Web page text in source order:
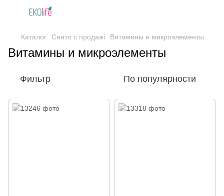
Каталог Снято с продажі Витамины и микроэлементы
Витамины и микроэлементы
Фильтр По популярности